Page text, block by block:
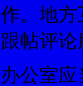
。地
帖评
公室